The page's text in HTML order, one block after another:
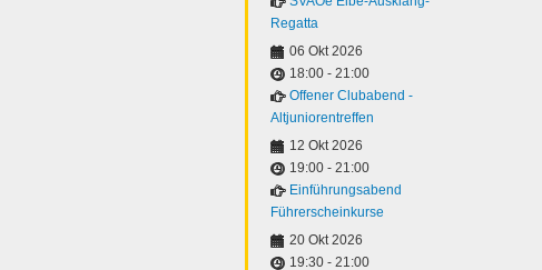
Regatta
06 Okt 2026
18:00 - 21:00
Offener Clubabend -
Altjuniorentreffen
12 Okt 2026
19:00 - 21:00
Einführungsabend
Führerscheinkurse
20 Okt 2026
19:30 - 21:00